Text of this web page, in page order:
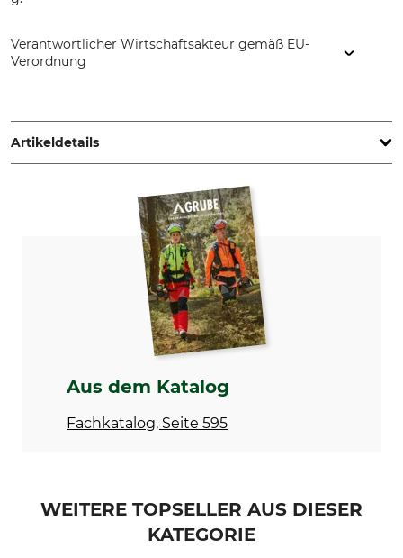
Verantwortlicher Wirtschaftsakteur gemäß EU-
Verordnung
Grafengehaig, Germany, www.krumpholz1799.de
Artikeldetails
Produkttyp
Laubrechen
Holzart
Esche
Aus dem Katalog
Fachkatalog, Seite 595
WEITERE TOPSELLER AUS DIESER
KATEGORIE